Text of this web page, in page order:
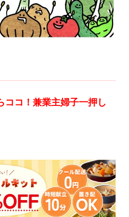
ココ！ 兼業主婦子一押し